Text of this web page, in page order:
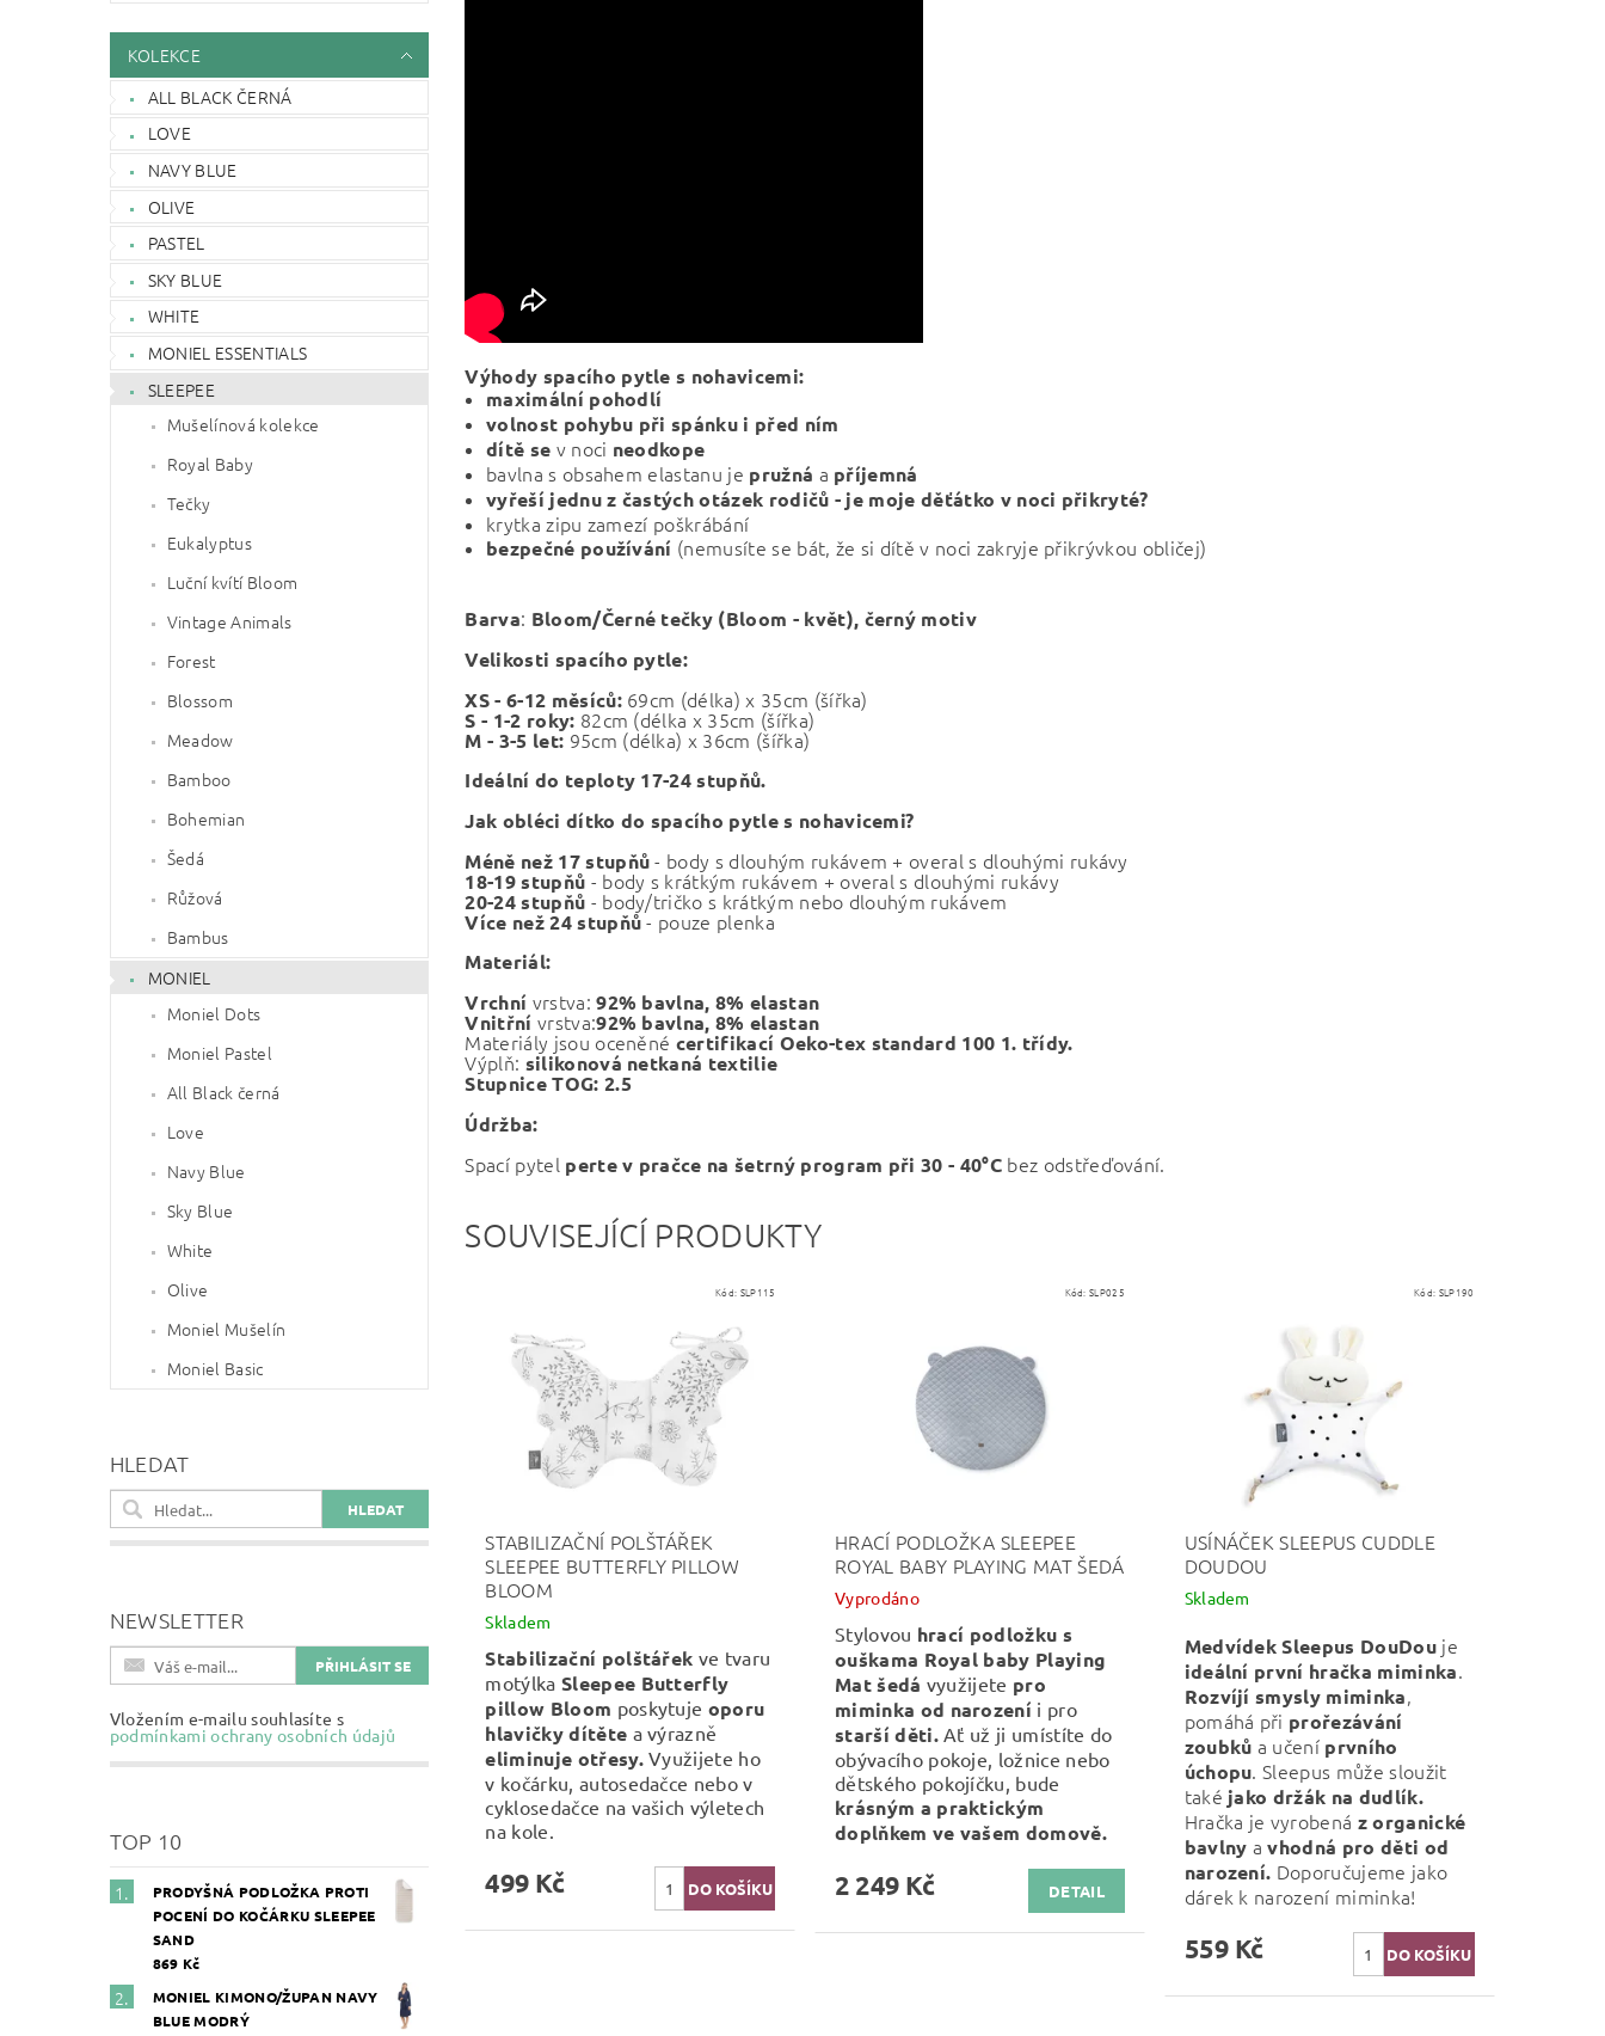
KOLEKCE
ALL BLACK ČERNÁ
LOVE
NAVY BLUE
OLIVE
PASTEL
SKY BLUE
WHITE
MONIEL ESSENTIALS
SLEEPEE
Mušelínová kolekce
Royal Baby
Tečky
Eukalyptus
Luční kvítí Bloom
Vintage Animals
Forest
Blossom
Meadow
Bamboo
Bohemian
Šedá
Růžová
Bambus
MONIEL
Moniel Dots
Moniel Pastel
All Black černá
Love
Navy Blue
Sky Blue
White
Olive
Moniel Mušelín
Moniel Basic
HLEDAT
NEWSLETTER
Vložením e-mailu souhlasíte s
podmínkami ochrany osobních údajů
TOP 10
PRODYŠNÁ PODLOŽKA PROTI
POCENÍ DO KOČÁRKU SLEEPEE
SAND
869 Kč
MONIEL KIMONO/ŽUPAN NAVY
BLUE MODRÝ
Výhody spacího pytle s nohavicemi:
maximální pohodlí
volnost pohybu při spánku i před ním
dítě se v noci neodkope
bavlna s obsahem elastanu je pružná a příjemná
vyřeší jednu z častých otázek rodičů - je moje děťátko v noci přikryté?
krytka zipu zamezí poškrábání
bezpečné používání (nemusíte se bát, že si dítě v noci zakryje přikrývkou obličej)
Barva: Bloom/Černé tečky (Bloom - květ), černý motiv
Velikosti spacího pytle:
XS - 6-12 měsíců: 69cm (délka) x 35cm (šířka)
S - 1-2 roky: 82cm (délka x 35cm (šířka)
M - 3-5 let: 95cm (délka) x 36cm (šířka)
Ideální do teploty 17-24 stupňů.
Jak obléci dítko do spacího pytle s nohavicemi?
Méně než 17 stupňů- body s dlouhým rukávem + overal s dlouhými rukávy
18-19 stupňů - body s krátkým rukávem + overal s dlouhými rukávy
20-24 stupňů - body/tričko s krátkým nebo dlouhým rukávem
Více než 24 stupňů- pouze plenka
Materiál:
Vrchní vrstva:92% bavlna, 8% elastan
Vnitřní vrstva:92% bavlna, 8% elastan
Materiály jsou oceněné certifikací Oeko-tex standard 100 1. třídy.
Výplň: silikonová netkaná textilie
Stupnice TOG: 2.5
Údržba:
Spací pytel perte v pračce na šetrný program při 30 - 40°Cbez odstřeďování.
SOUVISEJÍCÍ PRODUKTY
Kód: SLP115
STABILIZAČNÍ POLŠTÁŘEK
SLEEPEE BUTTERFLY PILLOW
BLOOM
Skladem
Stabilizační polštářek ve tvaru
motýlka Sleepee Butterfly
pillow Bloom poskytuje oporu
hlavičky dítěte a výrazně
eliminuje otřesy.Využijete ho
v kočárku, autosedačce nebo v
cyklosedačce na vašich výletech
na kole.
499 Kč
Kód:SLP025
HRACÍ PODLOŽKA SLEEPEE
ROYAL BABY PLAYING MAT ŠEDÁ
Vyprodáno
Stylovou hrací podložku s
ouškama Royal baby Playing
Matšedá využijete pro
miminka od narození i pro
starší děti.Ať už ji umístíte do
obývacího pokoje, ložnice nebo
dětského pokojíčku, bude
krásným a praktickým
doplňkem ve vašem domově.
2 249 Kč DETAIL
Kód: SLP190
USÍNÁČEK SLEEPUS CUDDLE
DOUDOU
Skladem
Medvídek Sleepus DouDou je
ideální první hračka miminka.
Rozvíjí smysly miminka,
pomáhá při prořezávání
zoubků a učení prvního
úchopu. Sleepus může sloužit
také jako držák na dudlík.
Hračka je vyrobená z organické
bavlny avhodná pro děti od
narození. Doporučujeme jako
dárek k narození miminka!
559 Kč